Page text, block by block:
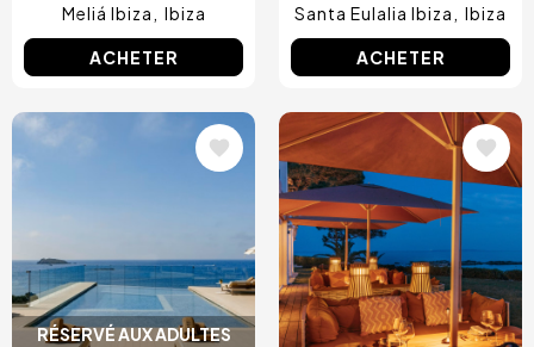
Meliá Ibiza
Ibiza
ACHETER
Santa Eulalia Ibiza
Ibiza
ACHETER
RÉSERVÉ AUX ADULTES
Image Image